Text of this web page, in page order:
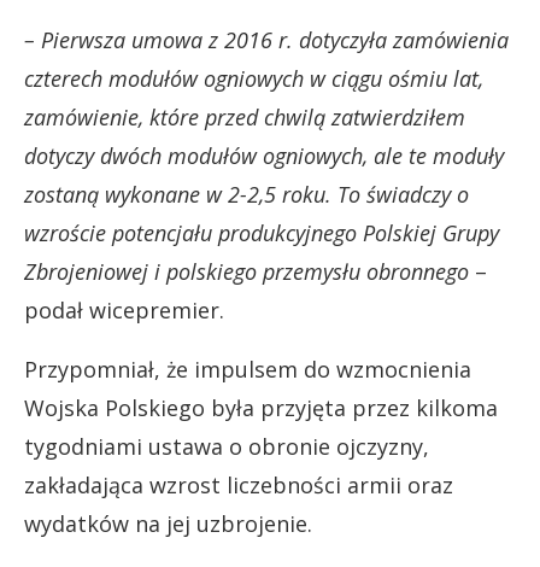
– Pierwsza umowa z 2016 r. dotyczyła zamówienia
czterech modułów ogniowych w ciągu ośmiu lat,
zamówienie, które przed chwilą zatwierdziłem
dotyczy dwóch modułów ogniowych, ale te moduły
zostaną wykonane w 2-2,5 roku. To świadczy o
wzroście potencjału produkcyjnego Polskiej Grupy
Zbrojeniowej i polskiego przemysłu obronnego –
podał wicepremier.
Przypomniał, że impulsem do wzmocnienia
Wojska Polskiego była przyjęta przez kilkoma
tygodniami ustawa o obronie ojczyzny,
zakładająca wzrost liczebności armii oraz
wydatków na jej uzbrojenie.